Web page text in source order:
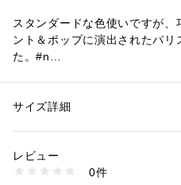
スタンダードな色使いですが
ント＆ポップに演出されたパ
た。#n
性別：メンズ
素材：表地: コットン93%, 麻7%
1079200000192
サイズ詳細
レビュー
0件